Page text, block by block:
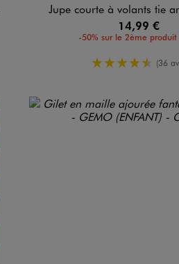
Jupe courte à volants tie
14,99 €
-50% sur le 2ème produit
4.5/5 de(36